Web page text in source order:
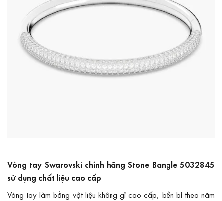
Vòng tay Swarovski chính hãng Stone Bangle 5032845
sử dụng chất liệu cao cấp
Vòng tay làm bằng vật liệu không gỉ cao cấp, bền bỉ theo năm